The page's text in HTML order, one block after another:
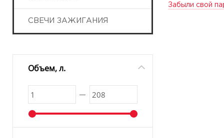
СВЕЧИ ЗАЖИГАНИЯ
Объем, л.
Забыли свой